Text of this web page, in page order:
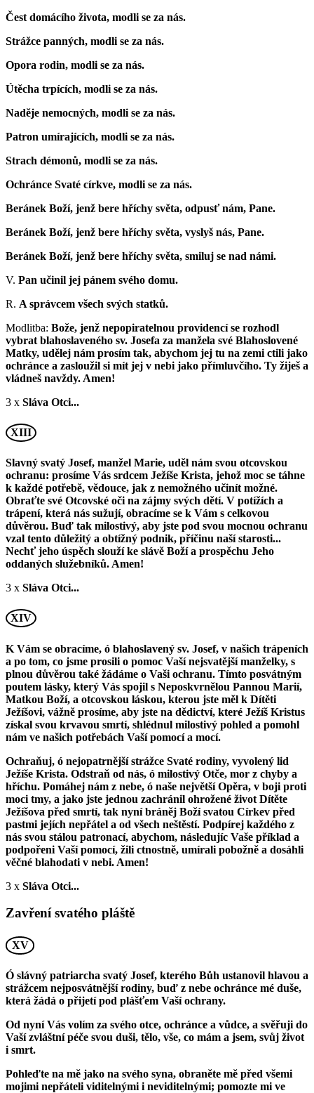
Čest domácího života, modli se za nás.
Strážce panných, modli se za nás.
Opora rodin, modli se za nás.
Útěcha trpících, modli se za nás.
Naděje nemocných, modli se za nás.
Patron umírajících, modli se za nás.
Strach démonů, modli se za nás.
Ochránce Svaté církve, modli se za nás.
Beránek Boží, jenž bere hříchy světa, odpusť nám, Pane.
Beránek Boží, jenž bere hříchy světa, vyslyš nás, Pane.
Beránek Boží, jenž bere hříchy světa, smiluj se nad námi.
V. Pan učinil jej pánem svého domu.
R. A správcem všech svých statků.
Modlitba: Bože, jenž nepopiratelnou providencí se rozhodl
vybrat blahoslaveného sv. Josefa za manžela své Blahoslovené
Matky, udělej nám prosím tak, abychom jej tu na zemi ctili jako
ochránce a zasloužil si mít jej v nebi jako přímluvčího. Ty žiješ a
vládneš navždy. Amen!
3 x Sláva Otci...
XIII
Slavný svatý Josef, manžel Marie, uděl nám svou otcovskou
ochranu: prosíme Vás srdcem Ježíše Krista, jehož moc se táhne
k každé potřebě, vědouce, jak z nemožného učinít možné.
Obraťte své Otcovské oči na zájmy svých dětí. V potížích a
trápení, která nás sužují, obracíme se k Vám s celkovou
důvěrou. Buď tak milostivý, aby jste pod svou mocnou ochranu
vzal tento důležitý a obtížný podnik, příčinu naší starosti...
Nechť jeho úspěch slouží ke slávě Boží a prospěchu Jeho
oddaných služebníků. Amen!
3 x Sláva Otci...
XIV
K Vám se obracíme, ó blahoslavený sv. Josef, v našich trápeních
a po tom, co jsme prosili o pomoc Vaší nejsvatější manželky, s
plnou důvěrou také žádáme o Vaši ochranu. Tímto posvátným
poutem lásky, který Vás spojil s Neposkvrnělou Pannou Marií,
Matkou Boží, a otcovskou láskou, kterou jste měl k Dítěti
Ježíšovi, vážně prosíme, aby jste na dědictví, které Ježíš Kristus
získal svou krvavou smrtí, shlédnul milostivý pohled a pomohl
nám ve našich potřebách Vaší pomocí a mocí.
Ochraňuj, ó nejopatrnější strážce Svaté rodiny, vyvolený lid
Ježíše Krista. Odstraň od nás, ó milostivý Otče, mor z chyby a
hříchu. Pomáhej nám z nebe, ó naše největší Opěra, v boji proti
moci tmy, a jako jste jednou zachránil ohrožené život Dítěte
Ježíšova před smrtí, tak nyní bráněj Boží svatou Církev před
pastmi jejích nepřátel a od všech neštěstí. Podpírej každého z
nás svou stálou patronací, abychom, následujíc Vaše příklad a
podpořeni Vaší pomocí, žili ctnostně, umírali pobožně a dosáhli
věčné blahodati v nebi. Amen!
3 x Sláva Otci...
Zavření svatého pláště
XV
Ó slávný patriarcha svatý Josef, kterého Bůh ustanovil hlavou a
strážcem nejposvátnější rodiny, buď z nebe ochránce mé duše,
která žádá o přijetí pod plášťem Vaší ochrany.
Od nyní Vás volím za svého otce, ochránce a vůdce, a svěřuji do
Vaší zvláštní péče svou duši, tělo, vše, co mám a jsem, svůj život
i smrt.
Pohleďte na mě jako na svého syna, obraněte mě před všemi
mojimi nepřáteli viditelnými i neviditelnými; pomozte mi ve